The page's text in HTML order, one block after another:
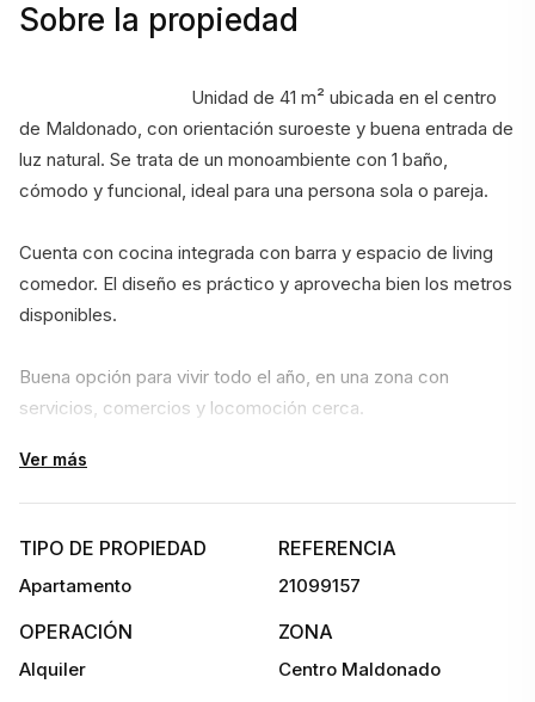
Sobre la propiedad
de Maldonado, con orientación suroeste y buena entrada de
luz natural. Se trata de un monoambiente con 1 baño,
cómodo y funcional, ideal para una persona sola o pareja.
Cuenta con cocina integrada con barra y espacio de living
comedor. El diseño es práctico y aprovecha bien los metros
disponibles.
Buena opción para vivir todo el año, en una zona con
servicios, comercios y locomoción cerca.
Consultanos para más información o para coordinar una
visita.
Ver más
TIPO DE PROPIEDAD
Apartamento
REFERENCIA
21099157
OPERACIÓN
Alquiler
ZONA
Centro Maldonado